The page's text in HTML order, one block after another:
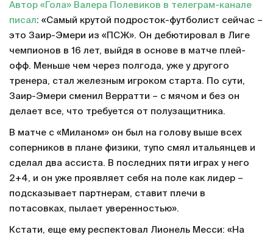
Автор «Гола» Валера Полевиков в телеграм-канале
писал: «Самый крутой подросток-футболист сейчас –
это Заир-Эмери из «ПСЖ». Он дебютировал в Лиге
чемпионов в 16 лет, выйдя в основе в матче плей-
офф. Меньше чем через полгода, уже у другого
тренера, стал железным игроком старта. По сути,
Заир-Эмери сменил Верратти – с мячом и без он
делает все, что требуется от полузащитника.
В матче с «Миланом» он был на голову выше всех
соперников в плане физики, тупо смял итальянцев и
сделал два ассиста. В последних пяти играх у него
2+4, и он уже проявляет себя на поле как лидер –
подсказывает партнерам, ставит плечи в
потасовках, пылает уверенностью».
Кстати, еще ему респектовал Лионель Месси: «На